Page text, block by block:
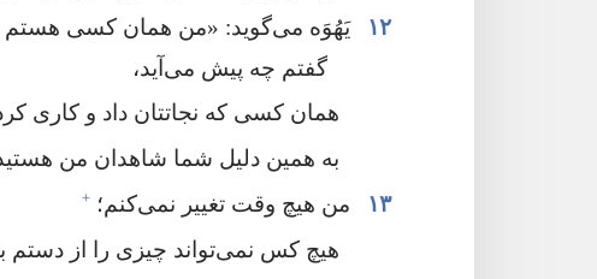
۱۲ یَهُوَه می‌گوید:‏ «من همان کسی هستم
گفتم چه پیش می‌آید،‏
همان کسی که نجاتتان داد و کاری
به همین دلیل شما شاهدان من
۱۳ من هیچ وقت تغییر نمی‌کنم؛‏ +
هیچ کس نمی‌تواند چیزی را از دستم